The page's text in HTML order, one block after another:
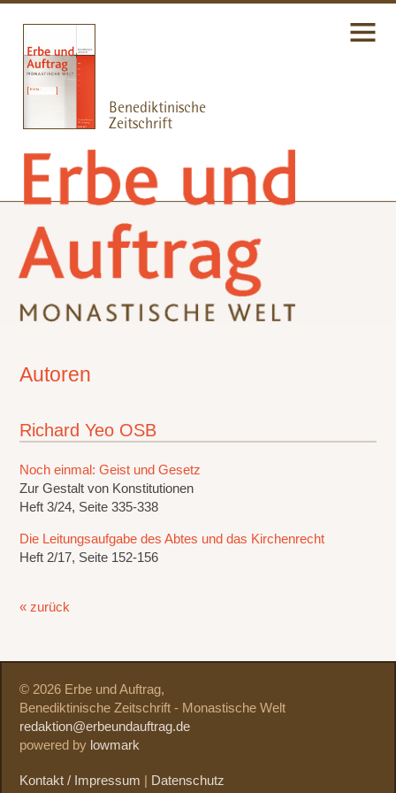
Autoren
Richard Yeo OSB
Noch einmal: Geist und Gesetz
Zur Gestalt von Konstitutionen
Heft 3/24, Seite 335-338
Die Leitungsaufgabe des Abtes und das Kirchenrecht
Heft 2/17, Seite 152-156
« zurück
© 2026 Erbe und Auftrag,
Benediktinische Zeitschrift - Monastische Welt
redaktion@erbeundauftrag.de
powered by lowmark
Kontakt / Impressum Datenschutz